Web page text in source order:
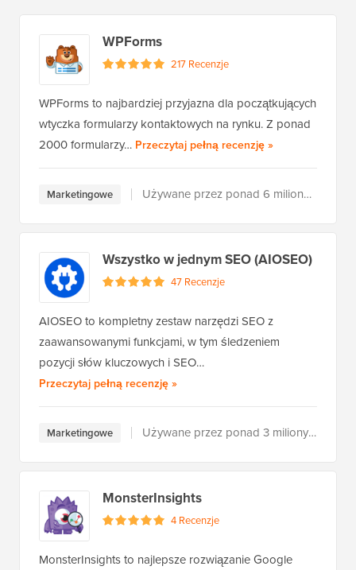
WPForms
217 Recenzje
WPForms to najbardziej przyjazna dla początkujących
wtyczka formularzy kontaktowych na rynku. Z ponad
2000 formularzy… Przeczytaj pełną recenzjęWPForms
»
Marketingowe Używane przez ponad 6 milionów użytkowników
Wszystko w jednym SEO (AIOSEO)
47 Recenzje
AIOSEO to kompletny zestaw narzędzi SEO z
zaawansowanymi funkcjami, w tym śledzeniem
pozycji słów kluczowych i SEO…
Przeczytaj pełną recenzjęAll in One SEO (AIOSEO)
»
Marketingowe Używane przez ponad 3 miliony użytkowników
MonsterInsights
4 Recenzje
MonsterInsights to najlepsze rozwiązanie Google